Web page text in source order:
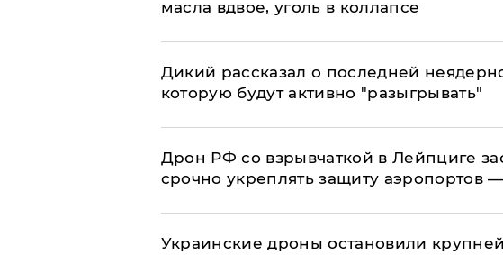
масла вдвое, уголь в коллапсе
Дикий рассказал о последней
которую будут активно "разыгрывать"
​Дрон РФ со взрывчаткой в Лейпциге
срочно укреплять защиту аэропортов
Украинские дроны остановили